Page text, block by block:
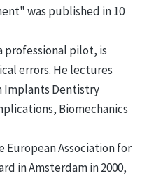
was published in 10
professional pilot, is
errors. He lectures
Implants Dentistry
Biomechanics
European Association for
in Amsterdam in 2000,